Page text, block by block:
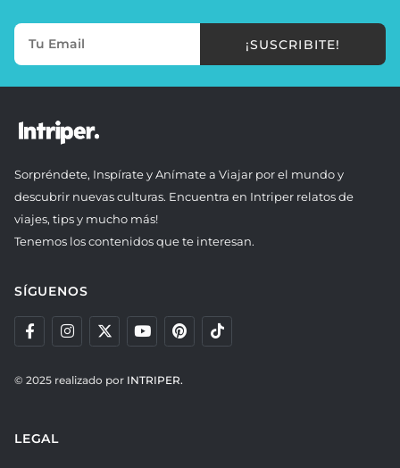
¡SUSCRIBITE!
Sorpréndete, Inspírate y Anímate a Viajar por el mundo y
descubrir nuevas culturas. Encuentra en Intriper relatos de
viajes, tips y mucho más!
Tenemos los contenidos que te interesan.
SÍGUENOS
© 2025 realizado por INTRIPER.
LEGAL